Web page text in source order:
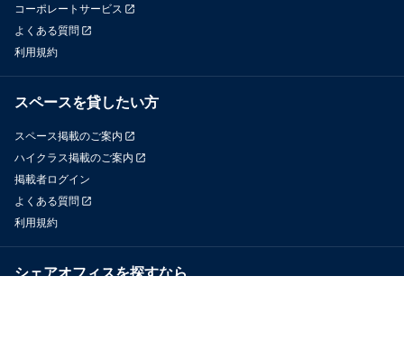
コーポレートサービス
よくある質問
利用規約
スペースを貸したい方
スペース掲載のご案内
ハイクラス掲載のご案内
掲載者ログイン
よくある質問
利用規約
シェアオフィスを探すなら